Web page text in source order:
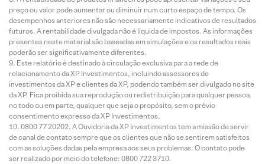
preço ou valor pode aumentar ou diminuir num curto espaço de tempo. Os
desempenhos anteriores não são necessariamente indicativos de resultados
futuros. A rentabilidade divulgada não é líquida de impostos. As informações
presentes neste material são baseadas em simulações e os resultados reais
poderão ser significativamente diferentes.
Este relatório é destinado à circulação exclusiva para a rede de
relacionamento da XP Investimentos, incluindo assessores de
investimentos da XP e clientes da XP, podendo também ser divulgado no site
da XP. Fica proibida sua reprodução ou redistribuição para qualquer pessoa,
no todo ou em parte, qualquer que seja o propósito, sem o prévio
consentimento expresso da XP Investimentos.
0800 77 20202. A Ouvidoria da XP Investimentos tem a missão de servir
de canal de contato sempre que os clientes que não se sentirem satisfeitos
com as soluções dadas pela empresa aos seus problemas. O contato pode
ser realizado por meio do telefone: 0800 722 3710.